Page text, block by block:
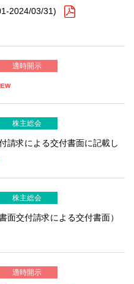
2024/03/31)
適時開示
株主総会
請求による交付書面に記載し
株主総会
面交付請求による交付書面）
適時開示